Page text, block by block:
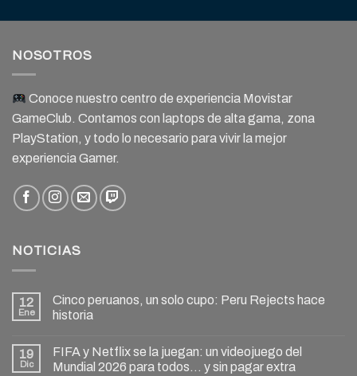
NOSOTROS
Conoce nuestro centro de experiencia Movistar
GameClub. Contamos con laptops de alta gama, zona
PlayStation, y todo lo necesario para vivir la mejor
experiencia Gamer.
NOTICIAS
12
Ene
Cinco peruanos, un solo cupo: Peru Rejects hace
historia
19
Dic
FIFA y Netflix se la juegan: un videojuego del
Mundial 2026 para todos… y sin pagar extra